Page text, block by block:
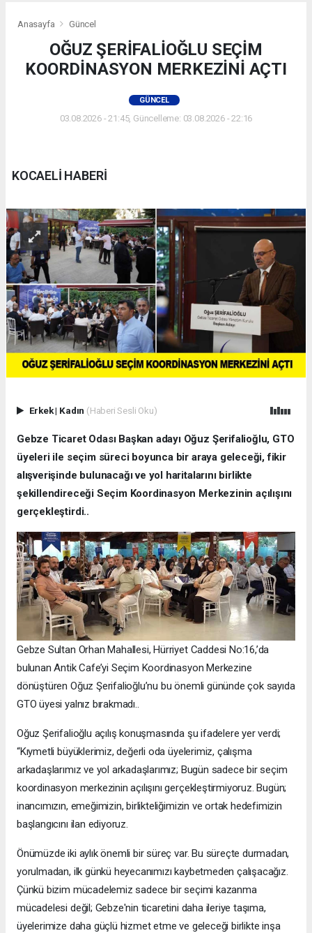
Anasayfa Güncel
OĞUZ ŞERİFALİOĞLU SEÇİM
KOORDİNASYON MERKEZİNİ AÇTI
GÜNCEL
03.08.2026 - 21:45, Güncelleme: 03.08.2026 - 22:16
KOCAELİ HABERİ
Erkek| Kadın (Haberi Sesli Oku)
Gebze Ticaret Odası Başkan adayı Oğuz Şerifalioğlu, GTO
üyeleri ile seçim süreci boyunca bir araya geleceği, fikir
alışverişinde bulunacağı ve yol haritalarını birlikte
şekillendireceği Seçim Koordinasyon Merkezinin açılışını
gerçekleştirdi..
Gebze Sultan Orhan Mahallesi, Hürriyet Caddesi No:16,’da
bulunan Antik Cafe’yi Seçim Koordinasyon Merkezine
dönüştüren Oğuz Şerifalioğlu’nu bu önemli gününde çok sayıda
GTO üyesi yalnız bırakmadı..
Oğuz Şerifalioğlu açılış konuşmasında şu ifadelere yer verdi;
“Kıymetli büyüklerimiz, değerli oda üyelerimiz, çalışma
arkadaşlarımız ve yol arkadaşlarımız; Bugün sadece bir seçim
koordinasyon merkezinin açılışını gerçekleştirmiyoruz. Bugün;
inancımızın, emeğimizin, birlikteliğimizin ve ortak hedefimizin
başlangıcını ilan ediyoruz.
Önümüzde iki aylık önemli bir süreç var. Bu süreçte durmadan,
yorulmadan, ilk günkü heyecanımızı kaybetmeden çalışacağız.
Çünkü bizim mücadelemiz sadece bir seçimi kazanma
mücadelesi değil; Gebze'nin ticaretini daha ileriye taşıma,
üyelerimize daha güçlü hizmet etme ve geleceği birlikte inşa